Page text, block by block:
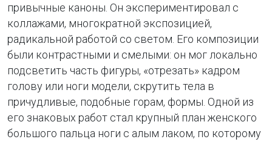
привычные каноны. Он экспериментировал с
коллажами, многократной экспозицией,
радикальной работой со светом. Его композиции
были контрастными и смелыми: он мог локально
подсветить часть фигуры, «отрезать» кадром
голову или ноги модели, скрутить тела в
причудливые, подобные горам, формы. Одной из
его знаковых работ стал крупный план женского
большого пальца ноги с алым лаком, по которому